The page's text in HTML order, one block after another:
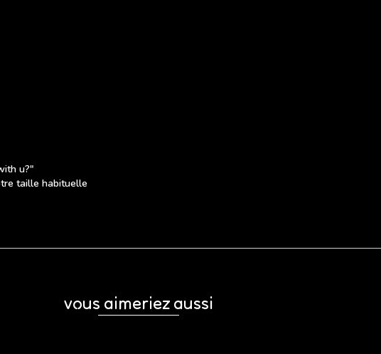
u?"
taille habituelle
vous aimeriez aussi